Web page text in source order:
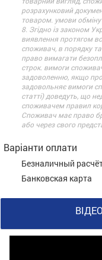
розрахунковий
товаром. умови обміну
8. Згідно із законом
виявлення протягом
споживач, в порядку
право вимагати
строк. вимоги
задоволенню, якщо
задовольняє вимоги
статті) доведуть, що
споживачем правил
Споживач має право
або через свого
Варіанти оплати
Безналичный
Банковская карта